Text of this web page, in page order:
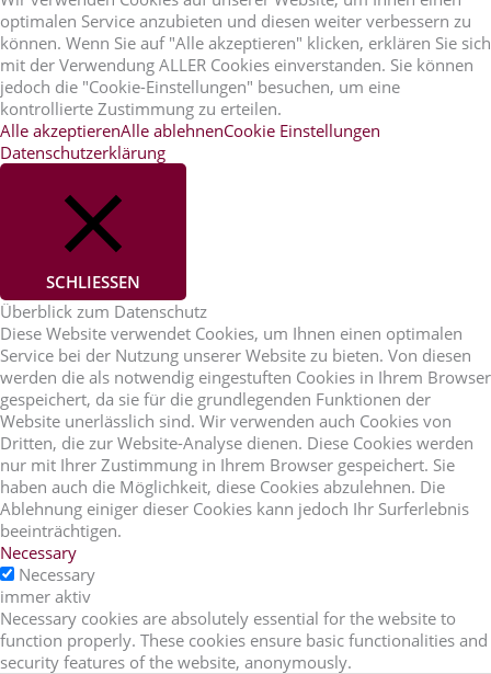
optimalen Service anzubieten und diesen weiter verbessern zu
können. Wenn Sie auf "Alle akzeptieren" klicken, erklären Sie sich
mit der Verwendung ALLER Cookies einverstanden. Sie können
jedoch die "Cookie-Einstellungen" besuchen, um eine
kontrollierte Zustimmung zu erteilen.
Alle akzeptierenAlle ablehnenCookie Einstellungen
Datenschutzerklärung
SCHLIESSEN
Überblick zum Datenschutz
Diese Website verwendet Cookies, um Ihnen einen optimalen
Service bei der Nutzung unserer Website zu bieten. Von diesen
werden die als notwendig eingestuften Cookies in Ihrem Browser
gespeichert, da sie für die grundlegenden Funktionen der
Website unerlässlich sind. Wir verwenden auch Cookies von
Dritten, die zur Website-Analyse dienen. Diese Cookies werden
nur mit Ihrer Zustimmung in Ihrem Browser gespeichert. Sie
haben auch die Möglichkeit, diese Cookies abzulehnen. Die
Ablehnung einiger dieser Cookies kann jedoch Ihr Surferlebnis
beeinträchtigen.
Necessary
Necessary
immer aktiv
Necessary cookies are absolutely essential for the website to
function properly. These cookies ensure basic functionalities and
security features of the website, anonymously.